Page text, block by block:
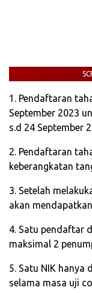
1. Pendaftaran
September 2023
s.d 24 September
2. Pendaftaran
keberangkatan
3. Setelah
akan
4. Satu pendaftar
maksimal 2
5. Satu NIK hanya
selama masa uji